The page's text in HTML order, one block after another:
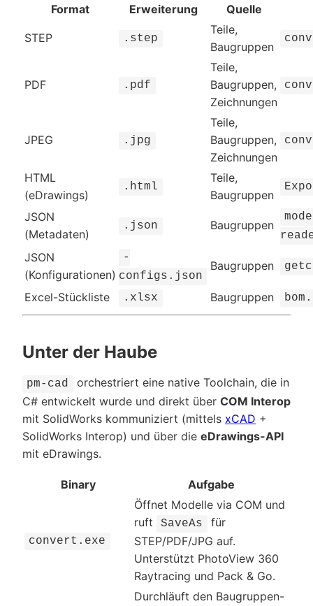
Format Erweiterung Quelle
STEP .step
Teile,
Baugruppen
PDF .pdf
Teile,
Baugruppen,
Zeichnungen
JPEG .jpg
Teile,
Baugruppen,
Zeichnungen
HTML
(eDrawings)
.html
Teile,
Baugruppen
JSON
(Metadaten)
.json Baugruppen
JSON
(Konfigurationen)
-
configs.json
Baugruppen
Excel-Stückliste .xlsx Baugruppen
Unter der Haube
pm-cad
orchestriert eine native Toolchain, die in
C# entwickelt wurde und direkt über COM Interop
mit SolidWorks kommuniziert (mittels xCAD +
SolidWorks Interop) und über die eDrawings-API
mit eDrawings.
Binary Aufgabe
convert.exe
Öffnet Modelle via COM und
ruft
SaveAs
für
STEP/PDF/JPG auf.
Unterstützt PhotoView 360
Raytracing und Pack & Go.
Durchläuft den Baugruppen-